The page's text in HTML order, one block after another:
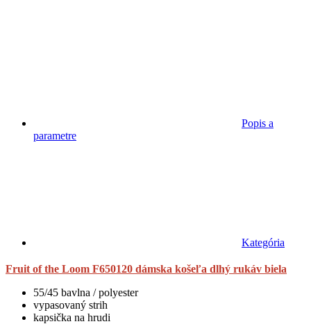
Popis a
parametre
Kategória
Fruit of the Loom F650120 dámska košeľa dlhý rukáv biela
55/45 bavlna / polyester
vypasovaný strih
kapsička na hrudi